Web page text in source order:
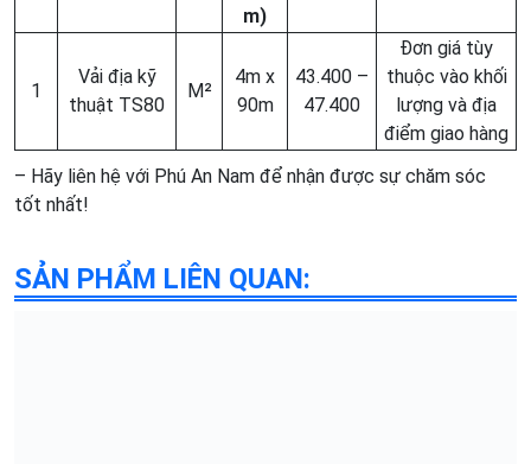
m)
1
Vải địa kỹ
thuật TS80
M²
4m x
90m
43.400 –
47.400
Đơn giá tùy
thuộc vào khối
lượng và địa
điểm giao hàng
– Hãy liên hệ với Phú An Nam để nhận được sự chăm sóc
tốt nhất!
SẢN PHẨM LIÊN QUAN: